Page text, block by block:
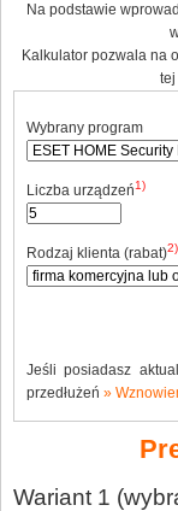
Na podstawie
Kalkulator pozwala na
tej
Wybrany program
Liczba urządzeń1)
Rodzaj klienta (rabat)2)
Jeśli posiadasz
przedłużeń »
Wariant 1